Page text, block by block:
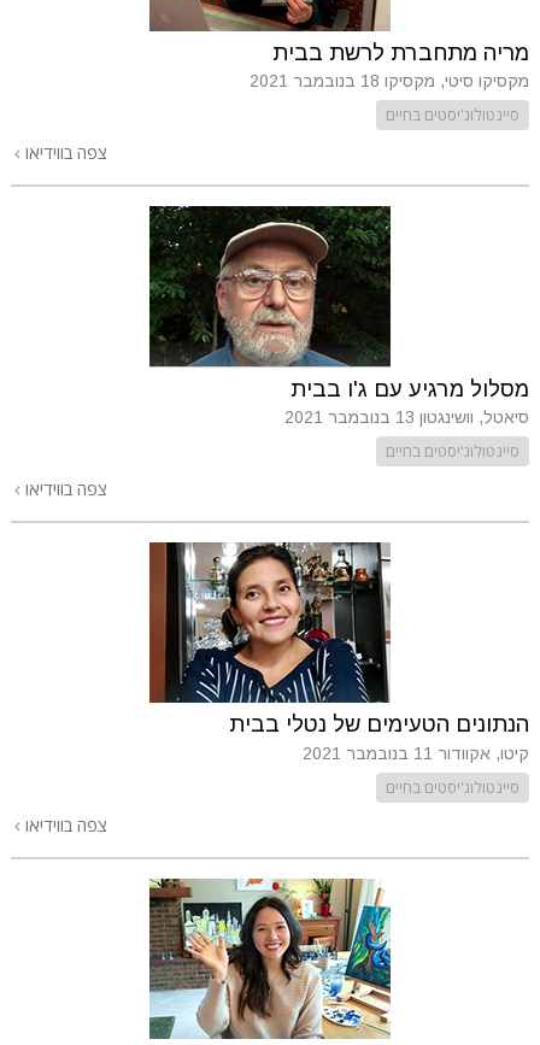
מריה מתחברת לרשת בבית
מקסיקו סיטי, מקסיקו 18 בנובמבר 2021
סיינטולוג'יסטים בחיים
צפה בווידיאו
מסלול מרגיע עם ג'ו בבית
סיאטל, וושינגטון 13 בנובמבר 2021
סיינטולוג'יסטים בחיים
צפה בווידיאו
הנתונים הטעימים של נטלי בבית
קיטו, אקוודור 11 בנובמבר 2021
סיינטולוג'יסטים בחיים
צפה בווידיאו